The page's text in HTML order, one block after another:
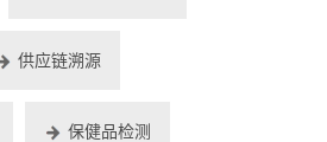
供应链溯源
保健品检测